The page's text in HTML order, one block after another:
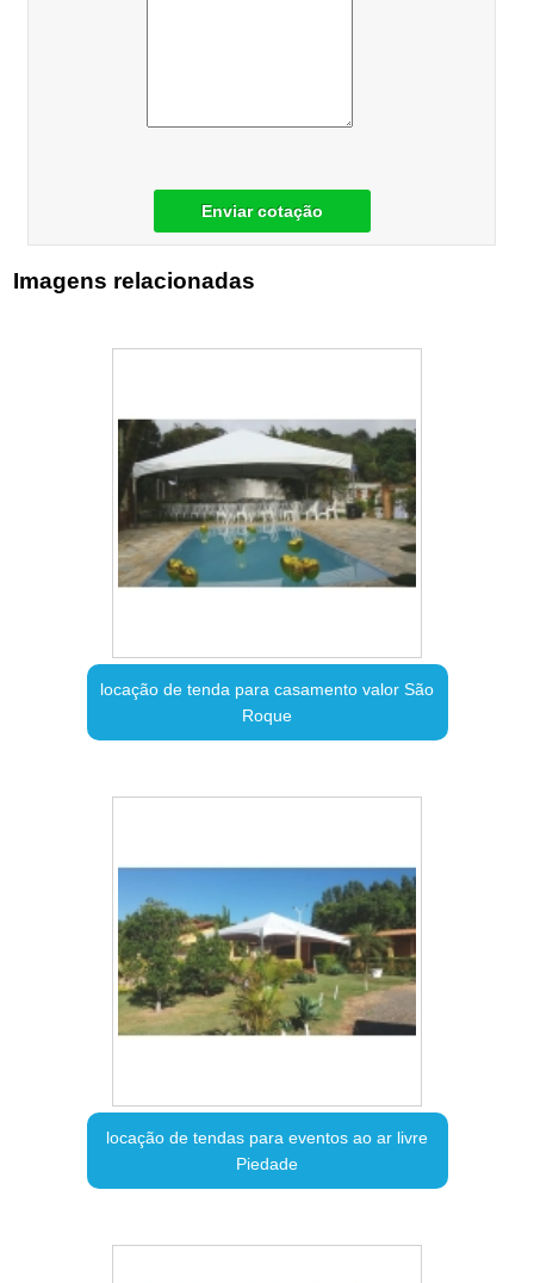
Enviar cotação
Imagens relacionadas
locação de tenda para casamento valor São
Roque
locação de tendas para eventos ao ar livre
Piedade